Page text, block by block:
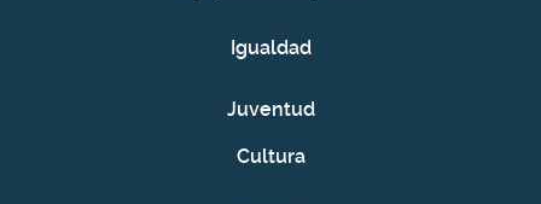
Igualdad
Juventud
Cultura